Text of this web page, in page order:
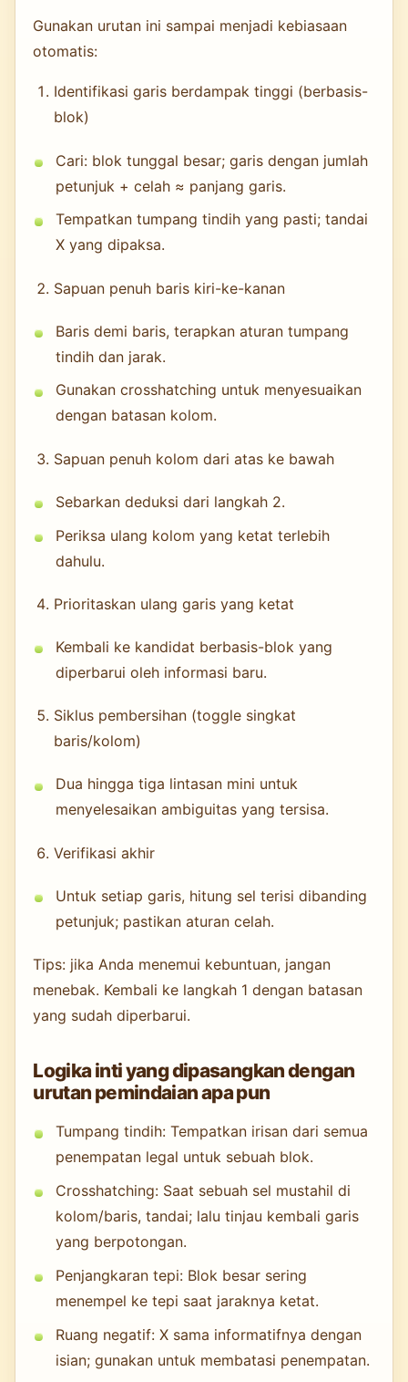
Gunakan urutan ini sampai menjadi kebiasaan
otomatis:
Identifikasi garis berdampak tinggi (berbasis-
blok)
Cari: blok tunggal besar; garis dengan jumlah
petunjuk + celah ≈ panjang garis.
Tempatkan tumpang tindih yang pasti; tandai
X yang dipaksa.
Sapuan penuh baris kiri-ke-kanan
Baris demi baris, terapkan aturan tumpang
tindih dan jarak.
Gunakan crosshatching untuk menyesuaikan
dengan batasan kolom.
Sapuan penuh kolom dari atas ke bawah
Sebarkan deduksi dari langkah 2.
Periksa ulang kolom yang ketat terlebih
dahulu.
Prioritaskan ulang garis yang ketat
Kembali ke kandidat berbasis-blok yang
diperbarui oleh informasi baru.
Siklus pembersihan (toggle singkat
baris/kolom)
Dua hingga tiga lintasan mini untuk
menyelesaikan ambiguitas yang tersisa.
Verifikasi akhir
Untuk setiap garis, hitung sel terisi dibanding
petunjuk; pastikan aturan celah.
Tips: jika Anda menemui kebuntuan, jangan
menebak. Kembali ke langkah 1 dengan batasan
yang sudah diperbarui.
Logika inti yang dipasangkan dengan
urutan pemindaian apa pun
Tumpang tindih: Tempatkan irisan dari semua
penempatan legal untuk sebuah blok.
Crosshatching: Saat sebuah sel mustahil di
kolom/baris, tandai; lalu tinjau kembali garis
yang berpotongan.
Penjangkaran tepi: Blok besar sering
menempel ke tepi saat jaraknya ketat.
Ruang negatif: X sama informatifnya dengan
isian; gunakan untuk membatasi penempatan.